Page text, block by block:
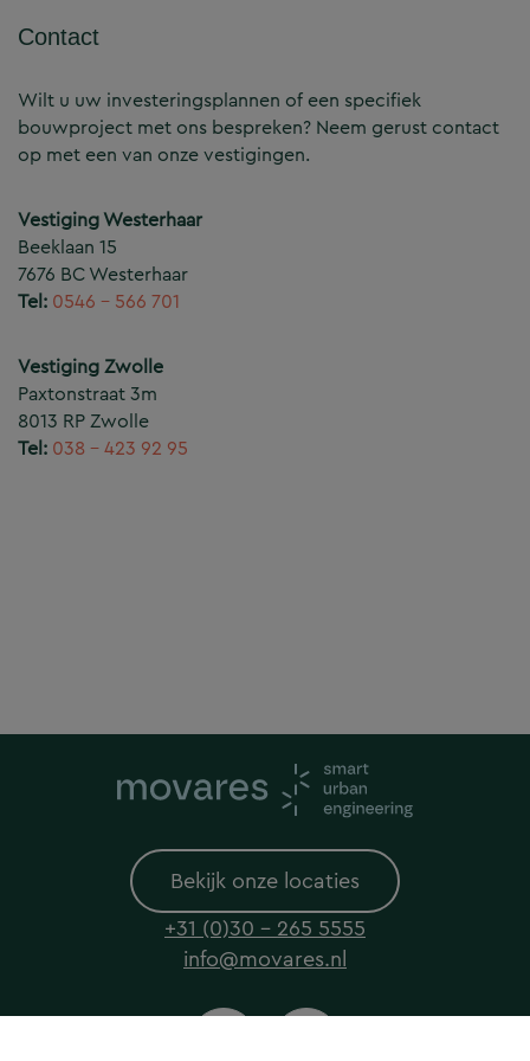
Contact
Wilt u uw investeringsplannen of een specifiek
bouwproject met ons bespreken? Neem gerust contact
op met een van onze vestigingen.
Vestiging Westerhaar
Beeklaan 15
7676 BC Westerhaar
Tel: 0546 – 566 701
Vestiging Zwolle
Paxtonstraat 3m
8013 RP Zwolle
Tel: 038 – 423 92 95
Bekijk onze locaties
+31 (0)30 - 265 5555
info@movares.nl